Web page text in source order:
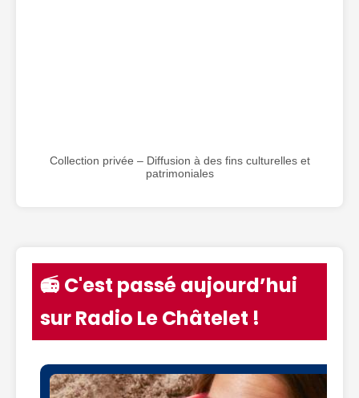
Collection privée – Diffusion à des fins culturelles et
patrimoniales
📻 C'est passé aujourd’hui
sur Radio Le Châtelet !